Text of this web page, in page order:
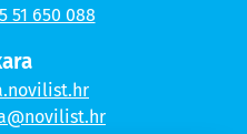
51 650 088